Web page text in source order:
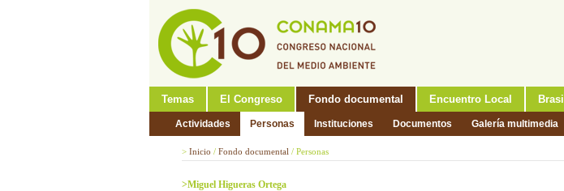
Temas El Congreso Fondo documental Encuentro Local Brasil
Actividades Personas Instituciones Documentos Galería multimedia
> Inicio / Fondo documental / Personas
>Miguel Higueras Ortega